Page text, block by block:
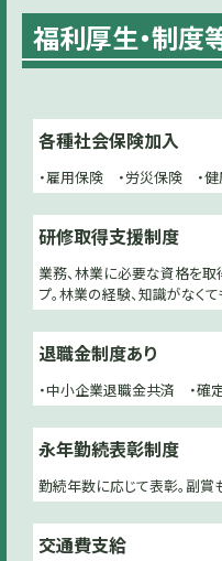
福利厚生・制度
各種社会保険加入
・雇用保険 ・労災保険 ・
研修取得支援制度
業務、林業に必要な資格を取
プ。林業の経験、知識がなくて
退職金制度あり
・中小企業退職金共済 ・確
永年勤続表彰制度
勤続年数に応じて表彰。副賞も
交通費支給